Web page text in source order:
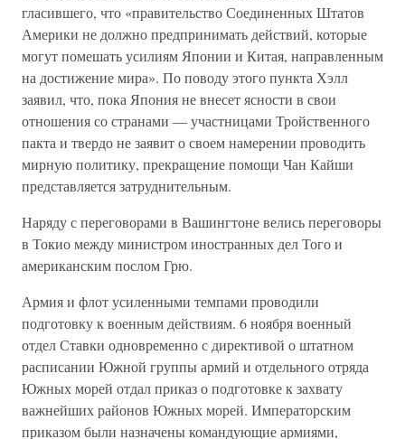
гласившего, что «правительство Соединенных Штатов
Америки не должно предпринимать действий, которые
могут помешать усилиям Японии и Китая, направленным
на достижение мира». По поводу этого пункта Хэлл
заявил, что, пока Япония не внесет ясности в свои
отношения со странами — участницами Тройственного
пакта и твердо не заявит о своем намерении проводить
мирную политику, прекращение помощи Чан Кайши
представляется затруднительным.
Наряду с переговорами в Вашингтоне велись переговоры
в Токио между министром иностранных дел Того и
американским послом Грю.
Армия и флот усиленными темпами проводили
подготовку к военным действиям. 6 ноября военный
отдел Ставки одновременно с директивой о штатном
расписании Южной группы армий и отдельного отряда
Южных морей отдал приказ о подготовке к захвату
важнейших районов Южных морей. Императорским
приказом были назначены командующие армиями,